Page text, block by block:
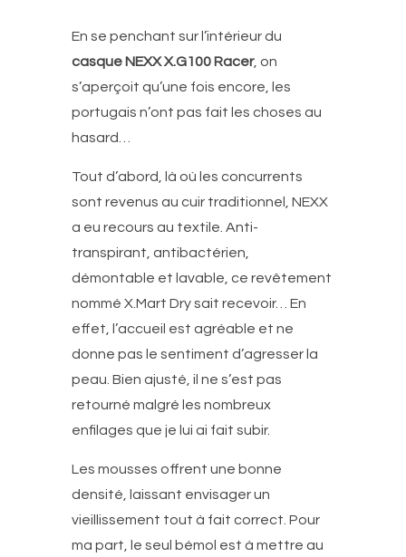
En se penchant sur l’intérieur du
casque NEXX X.G100 Racer, on
s’aperçoit qu’une fois encore, les
portugais n’ont pas fait les choses au
hasard…
Tout d’abord, là où les concurrents
sont revenus au cuir traditionnel, NEXX
a eu recours au textile. Anti-
transpirant, antibactérien,
démontable et lavable, ce revêtement
nommé X.Mart Dry sait recevoir… En
effet, l’accueil est agréable et ne
donne pas le sentiment d’agresser la
peau. Bien ajusté, il ne s’est pas
retourné malgré les nombreux
enfilages que je lui ai fait subir.
Les mousses offrent une bonne
densité, laissant envisager un
vieillissement tout à fait correct. Pour
ma part, le seul bémol est à mettre au